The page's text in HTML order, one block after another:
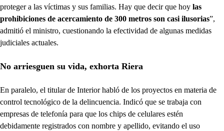
proteger a las víctimas y sus familias. Hay que decir que hoy las
prohibiciones de acercamiento de 300 metros son casi ilusorias”,
admitió el ministro, cuestionando la efectividad de algunas medidas
judiciales actuales.
No arriesguen su vida, exhorta Riera
En paralelo, el titular de Interior habló de los proyectos en materia de
control tecnológico de la delincuencia. Indicó que se trabaja con
empresas de telefonía para que los chips de celulares estén
debidamente registrados con nombre y apellido, evitando el uso